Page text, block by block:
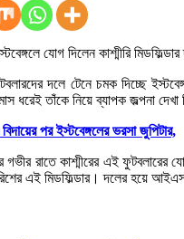
যোগ দিলেন কাশ্মীরি
দলে টেনে চমক দিচ্ছে
ধরেই তাঁকে নিয়ে ব্যাপক জল্পনা
পর ইস্টবেঙ্গলের ভরসা জুপিটার,
রাতে কাশ্মীরের এই
এই মিডফিল্ডার। দলের হয়ে